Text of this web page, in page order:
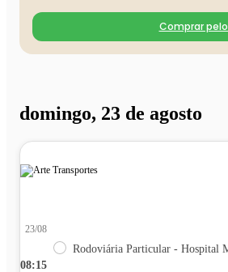
Comprar
domingo, 23 de agosto
08:15
23/08
Rodoviária Particular - Hospital